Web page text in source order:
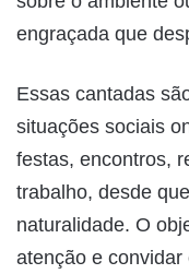
engraçada que
Essas cantadas
situações sociais
festas, encontros,
trabalho, desde
naturalidade. O
atenção e convidar